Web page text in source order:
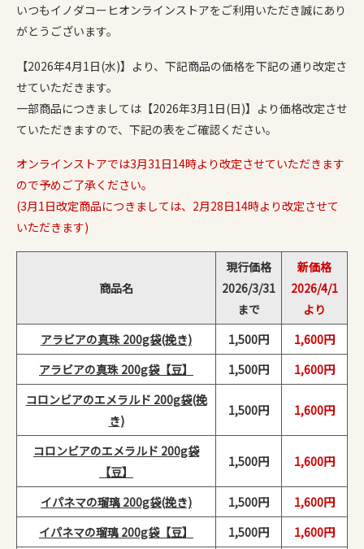
いつもイノダコーヒオンラインストアをご利用いただき誠にあり
がとうございます。
【2026年4月1日(水)】より、下記商品の価格を下記の通り改定さ
せていただきます。
一部商品につきましては【2026年3月1日(日)】より価格改定させ
ていただきますので、下記の表をご確認ください。
オンラインストアでは3月31日14時より改定させていただきます
ので予めご了承ください。
(3月1日改定商品につきましては、2月28日14時より改定させて
いただきます)
商品名
現行価格
2026/3/31
まで
新価格
2026/4/1
より
アラビアの真珠 200g袋(挽き)
1,500円
1,600円
アラビアの真珠 200g袋【豆】
1,500円
1,600円
コロンビアのエメラルド 200g袋(挽
き)
1,500円 1,600円
コロンビアのエメラルド 200g袋
【豆】
1,500円 1,600円
イパネマの瑠璃 200g袋(挽き) 1,500円
1,600円
イパネマの瑠璃 200g袋【豆】
1,500円
1,600円